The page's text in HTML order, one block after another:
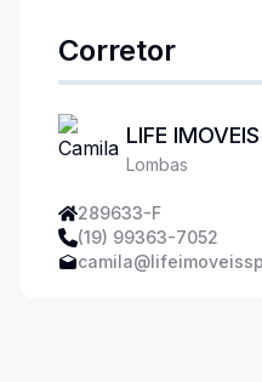
Corretor
LIFE IMOVEIS
Lombas
289633-F
(19) 99363-7052